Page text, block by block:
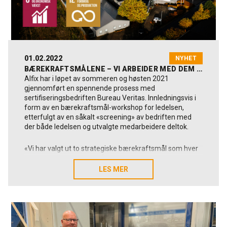
01.02.2022 NYHET
BÆREKRAFTSMÅLENE – VI ARBEIDER MED DEM I HVERDAGEN
Alfix har i løpet av sommeren og høsten 2021
gjennomført en spennende prosess med
sertifiseringsbedriften Bureau Veritas. Innledningsvis i
form av en bærekraftsmål-workshop for ledelsen,
etterfulgt av en såkalt «screening» av bedriften med
der både ledelsen og utvalgte medarbeidere deltok.
«Vi har valgt ut to strategiske bærekraftsmål som hver
passer spesielt godt til vår kjernevirksomhet og der vi
kan utgjøre en forskjell. Det er snakk om bærekraftsmål
nr. 8 «Anstendig arbeid og økonomisk vekst» og
Seks underliggende delmål er direkte knyttet til Alfix'
LES MER
LES MER